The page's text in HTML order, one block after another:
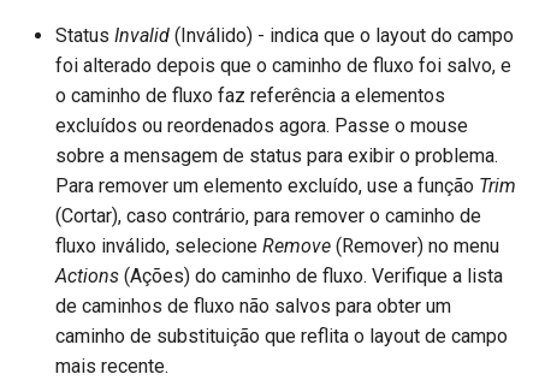
Status Invalid (Inválido) - indica que o layout do campo
foi alterado depois que o caminho de fluxo foi salvo, e
o caminho de fluxo faz referência a elementos
excluídos ou reordenados agora. Passe o mouse
sobre a mensagem de status para exibir o problema.
Para remover um elemento excluído, use a função Trim
(Cortar), caso contrário, para remover o caminho de
fluxo inválido, selecione Remove (Remover) no menu
Actions (Ações) do caminho de fluxo. Verifique a lista
de caminhos de fluxo não salvos para obter um
caminho de substituição que reflita o layout de campo
mais recente.